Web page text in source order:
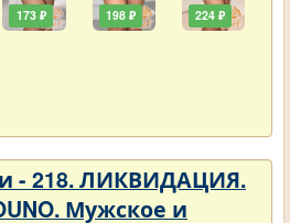
173 ₽ 198 ₽ 224 ₽
- 218. ЛИКВИДАЦИЯ.
Мужское и